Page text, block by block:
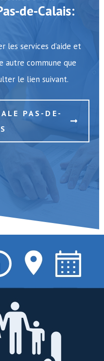
de-Calais:
les services d’aide et
autre commune que
le lien suivant.
PAS-DE-